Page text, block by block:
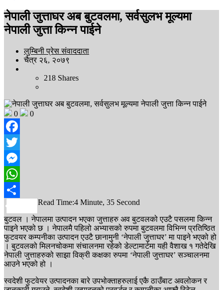
नेपाली जुत्ताघर अब बुटवलमा, सर्वसुलभ मूल्यमा
नेपाली जुत्ता किन्न पाईने
लुम्बिनी प्रेस संवाददाता
चैत्र २६, २०७९
218 Shares
0 0
Facebook
Twitter
Messenger
WhatsApp
Share
Read Time:4 Minute, 35 Second
बुटवल । नेपालमा उत्पादन भएका जुत्ताहरु अव बुटवलको एउटै पसलमा किन्न
पाइने भएको छ । नेपालमै पहिलो अभ्यासको रुपमा बुटवलमा विभिन्न प्रतिष्ठित
फुटवयर कम्पनीका उत्पादन एउटै छानामुनी ‘नेपाली जुत्ताघर’ मा पाइने भएको हो
। बुटवलको मिलनचोकमा संचालनमा रहेको डेल्टामार्टमा यही वैशाख १ गतेदेखि
नेपाली जुत्ताहरुको साझा विक्री कक्षका रुपमा ‘नेपाली जुत्ताघर’ सञ्चालनमा
आउने भएको हो ।
स्वदेशी फुटवेयर उत्पादनका बारे उपभोक्ताहरुलाई एकै ठाउँबाट अवलोकन र